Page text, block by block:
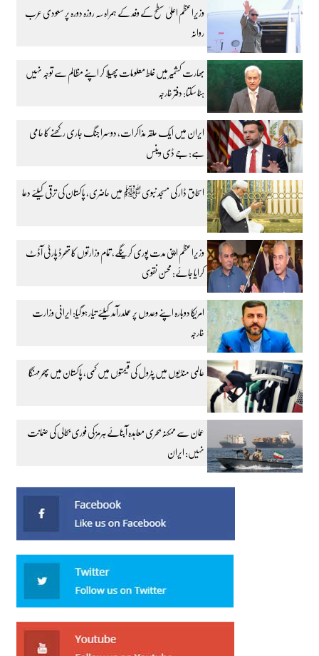
وزیراعظم اعلیٰ سطح کے وفد کے ہمراہ سہ روزہ دورہ پر سعودی عرب
روانہ
بھارت کشمیر میں غلط معلومات پھیلا کر اپنے مظالم سے توجہ نہیں
ہٹا سکتا: دفتر خارجہ
ایران میں ایک حلقہ مذاکرات، دوسرا جنگ جاری رکھنے کا حامی
ہے: جے ڈی وینس
اسحاق ڈار کی مسجد نبوی ﷺ میں حاضری، پاکستان کی ترقی کیلئے دعا
وزیراعظم اپنی مدت پوری کرینگے، تمام وزارتوں کا تھرڈ پارٹی آڈٹ
کرایا جائے: محسن نقوی
امریکا دوبارہ اپنے وعدوں پر عملدرآمد کیلئے تیار ہو گیا: ایرانی وزارت
خارجہ
عالمی منڈیوں میں پٹرول کی قیمتوں میں کمی، پاکستان میں پھر مہنگا
عمان سے ممکنہ بحری معاہدہ آبنائے ہرمز کی فوری بحالی کی ضمانت
نہیں: ایران